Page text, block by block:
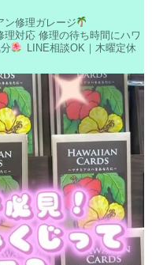
のバッテリー交換をさせて頂
理をさせて頂きました！あり
電不良修理をさせて頂きまし
交換をさせて頂きました！あ
ス交換をさせて頂きました！
交換をさせて頂きました！あ
交換をさせて頂きました！あ
ン修理ガレージ
理対応修理の待ち時間にハワ
LINE相談OK｜木曜定休